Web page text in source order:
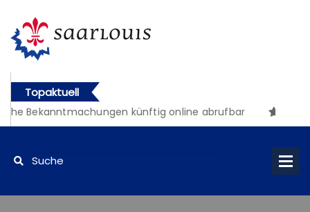
Topaktuell
Bekanntmachungen künftig online abrufbar